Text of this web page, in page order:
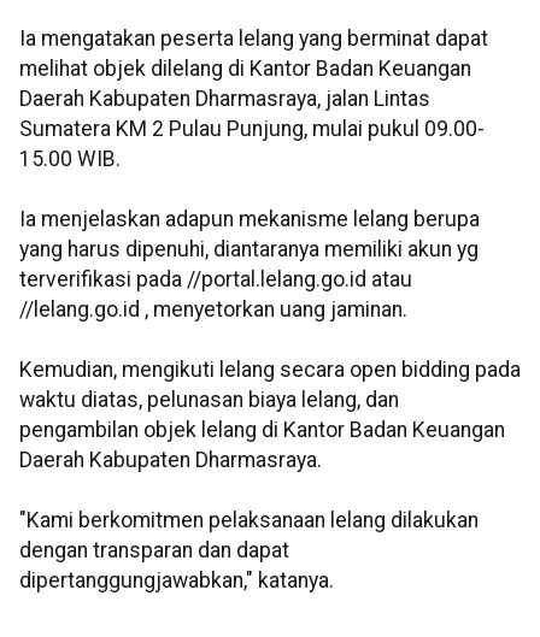
Ia mengatakan peserta lelang yang berminat dapat
melihat objek dilelang di Kantor Badan Keuangan
Daerah Kabupaten Dharmasraya, jalan Lintas
Sumatera KM 2 Pulau Punjung, mulai pukul 09.00-
15.00 WIB.
Ia menjelaskan adapun mekanisme lelang berupa
yang harus dipenuhi, diantaranya memiliki akun yg
terverifikasi pada //portal.lelang.go.id atau
//lelang.go.id , menyetorkan uang jaminan.
Kemudian, mengikuti lelang secara open bidding pada
waktu diatas, pelunasan biaya lelang, dan
pengambilan objek lelang di Kantor Badan Keuangan
Daerah Kabupaten Dharmasraya.
"Kami berkomitmen pelaksanaan lelang dilakukan
dengan transparan dan dapat
dipertanggungjawabkan," katanya.